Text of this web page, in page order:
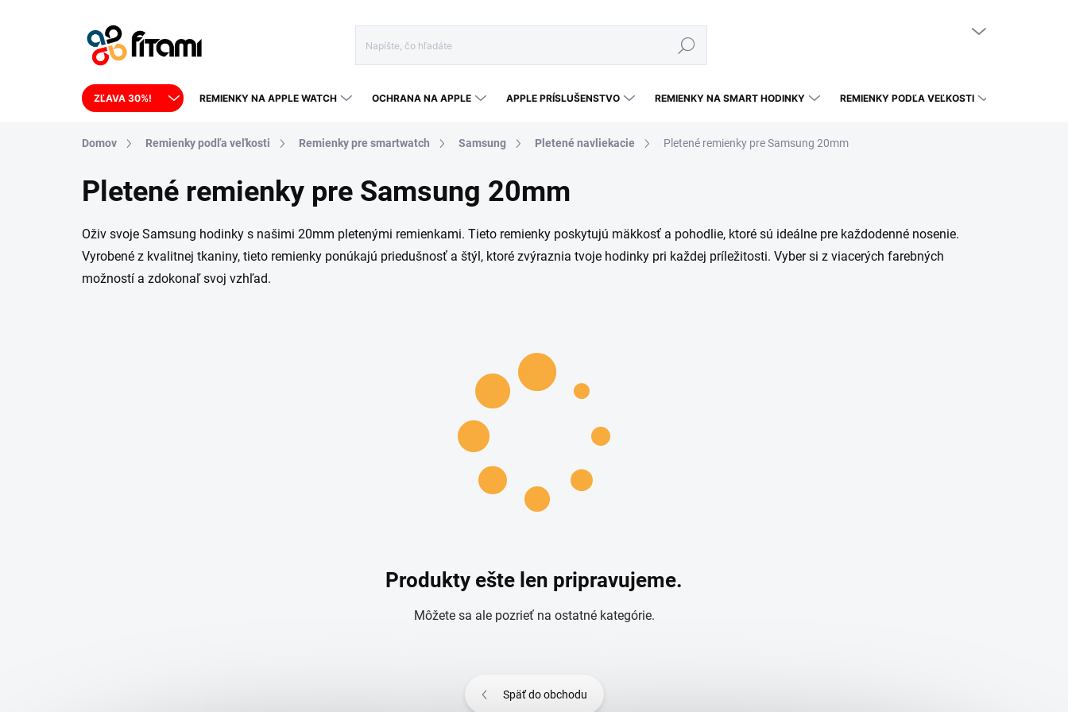
Hľadať
NÁKUPNÝ KOŠÍK
ZĽAVA 30%! REMIENKY NA APPLE WATCH OCHRANA NA APPLE APPLE PRÍSLUŠENSTVO REMIENKY NA SMART HODINKY REMIENKY PODĽA VEĽKOSTI
Domov Remienky podľa veľkosti Remienky pre smartwatch Samsung Pletené navliekacie Pletené remienky pre Samsung 20mm
Pletené remienky pre Samsung 20mm
Oživ svoje Samsung hodinky s našimi 20mm pletenými remienkami. Tieto remienky poskytujú mäkkosť a pohodlie, ktoré sú ideálne pre každodenné nosenie.
Vyrobené z kvalitnej tkaniny, tieto remienky ponúkajú priedušnosť a štýl, ktoré zvýraznia tvoje hodinky pri každej príležitosti. Vyber si z viacerých farebných
možností a zdokonaľ svoj vzhľad.
Produkty ešte len pripravujeme.
Môžete sa ale pozrieť na ostatné kategórie.
Späť do obchodu